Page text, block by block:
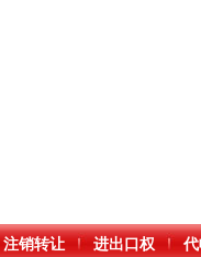
注销转让 进出口权